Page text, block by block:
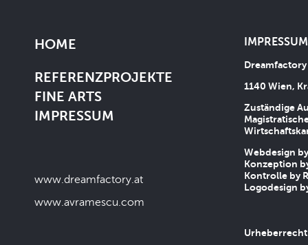
HOME
REFERENZPROJEKTE
FINE ARTS
IMPRESSUM
www.dreamfactory.at
www.avramescu.com
1140 Wien,
Zuständige
Webdesign
Konzeption
Kontrolle by
Logodesign
Urheberrecht